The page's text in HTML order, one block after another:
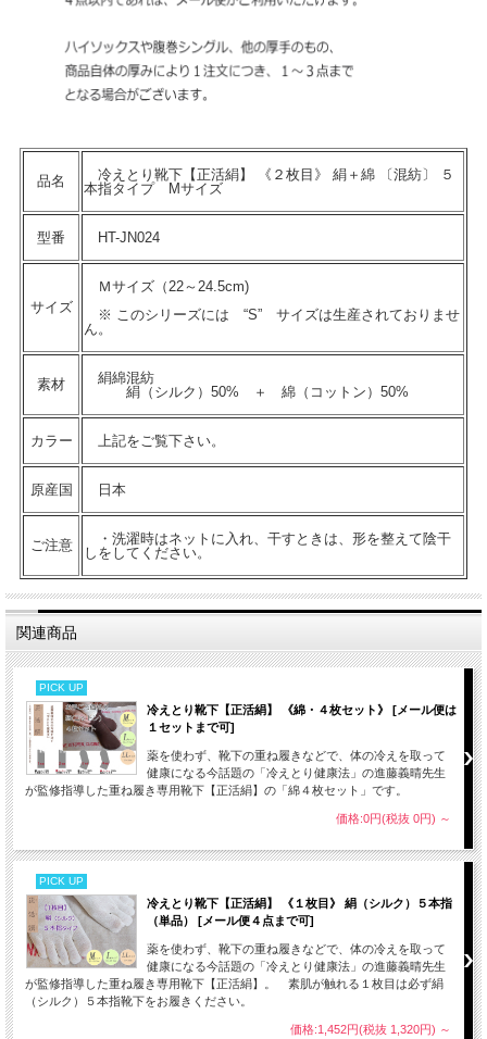
品名
冷えとり靴下【正活絹】 《２枚目》 絹＋綿 〔混紡〕 ５
本指タイプ Mサイズ
型番 HT-JN024
サイズ
Ｍサイズ（22～24.5cm)
※ このシリーズには “S” サイズは生産されておりませ
ん。
素材
絹綿混紡
絹（シルク）50% ＋ 綿（コットン）50%
カラー 上記をご覧下さい。
原産国 日本
ご注意
・洗濯時はネットに入れ、干すときは、形を整えて陰干
しをしてください。
関連商品
PICK UP
冷えとり靴下【正活絹】 《綿・４枚セット》 [メール便は
１セットまで可]
薬を使わず、靴下の重ね履きなどで、体の冷えを取って
健康になる今話題の「冷えとり健康法」の進藤義晴先生
が監修指導した重ね履き専用靴下【正活絹】の「綿４枚セット」です。
価格:0円(税抜 0円) ～
PICK UP
冷えとり靴下【正活絹】 《１枚目》 絹（シルク）５本指
（単品） [メール便４点まで可]
薬を使わず、靴下の重ね履きなどで、体の冷えを取って
健康になる今話題の「冷えとり健康法」の進藤義晴先生
が監修指導した重ね履き専用靴下【正活絹】。 素肌が触れる１枚目は必ず絹
（シルク）５本指靴下をお履きください。
価格:1,452円(税抜 1,320円) ～